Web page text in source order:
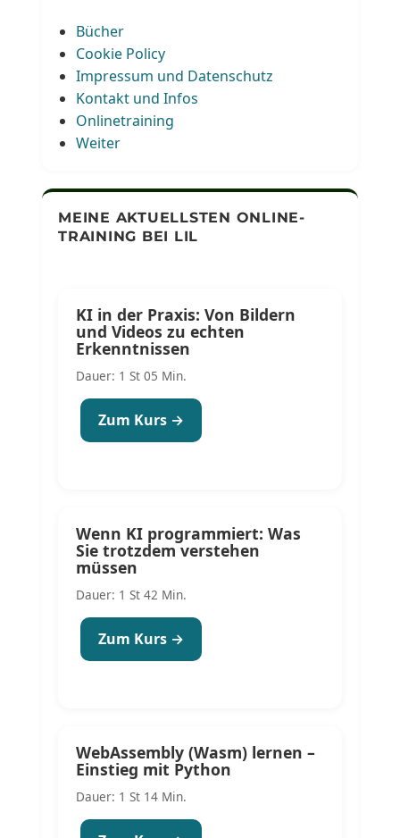
Bücher
Cookie Policy
Impressum und Datenschutz
Kontakt und Infos
Onlinetraining
Weiter
MEINE AKTUELLSTEN ONLINE-
TRAINING BEI LIL
KI in der Praxis: Von Bildern
und Videos zu echten
Erkenntnissen
Dauer: 1 St 05 Min.
Zum Kurs →
Wenn KI programmiert: Was
Sie trotzdem verstehen
müssen
Dauer: 1 St 42 Min.
Zum Kurs →
WebAssembly (Wasm) lernen –
Einstieg mit Python
Dauer: 1 St 14 Min.